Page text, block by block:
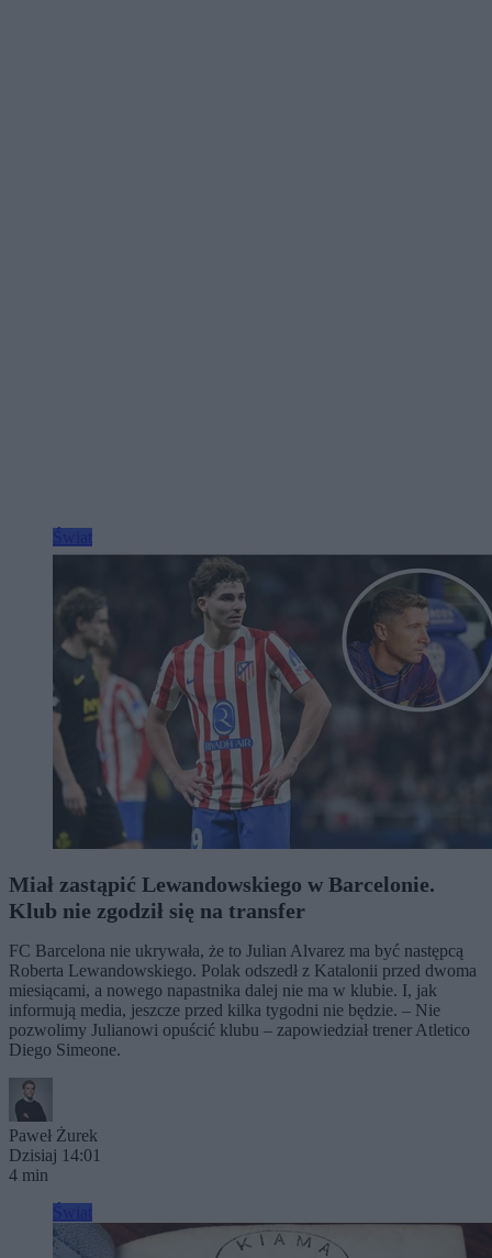
Miał zastąpić Lewandowskiego w Barcelonie.
Klub nie zgodził się na transfer
FC Barcelona nie ukrywała, że to Julian Alvarez ma być następcą
Roberta Lewandowskiego. Polak odszedł z Katalonii przed dwoma
miesiącami, a nowego napastnika dalej nie ma w klubie. I, jak
informują media, jeszcze przed kilka tygodni nie będzie. – Nie
pozwolimy Julianowi opuścić klubu – zapowiedział trener Atletico
Diego Simeone.
Paweł Żurek
Dzisiaj 14:01
4 min